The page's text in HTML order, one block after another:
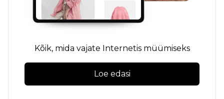
Kõik, mida vajate Internetis müümiseks
Loe edasi